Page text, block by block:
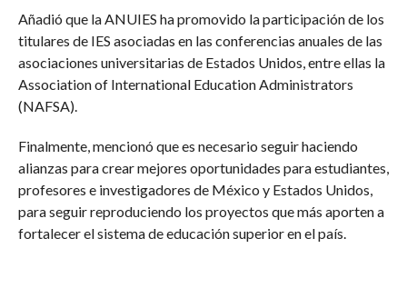
Añadió que la ANUIES ha promovido la participación de los
titulares de IES asociadas en las conferencias anuales de las
asociaciones universitarias de Estados Unidos, entre ellas la
Association of International Education Administrators
(NAFSA).
Finalmente, mencionó que es necesario seguir haciendo
alianzas para crear mejores oportunidades para estudiantes,
profesores e investigadores de México y Estados Unidos,
para seguir reproduciendo los proyectos que más aporten a
fortalecer el sistema de educación superior en el país.